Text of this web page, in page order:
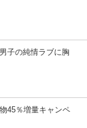
子の純情ラブに胸
45％増量キャンペ